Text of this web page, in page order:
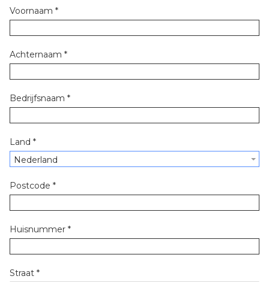
Voornaam *
Achternaam *
Bedrijfsnaam *
Land *
Nederland
Postcode *
Huisnummer *
Straat *